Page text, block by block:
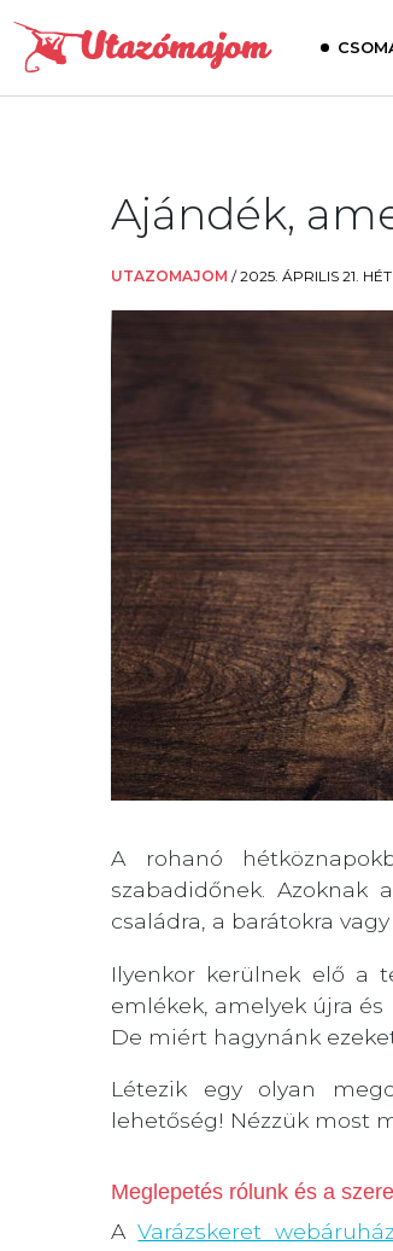
Ajándék,
UTAZOMAJOM /2025. ÁPRILIS 21.
A rohanó
szabadidőnek.
családra, a barátokra
Ilyenkor kerülnek elő a
emlékek, amelyek újra
De miért hagynánk
Létezik egy olyan
lehetőség! Nézzük most
Meglepetés rólunk és a
AVarázskeret